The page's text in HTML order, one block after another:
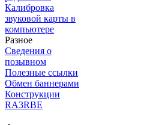
Калибровка
звуковой карты в
компьютере
Разное
Сведения о
позывном
Полезные ссылки
Обмен баннерами
Конструкции
RA3RBE